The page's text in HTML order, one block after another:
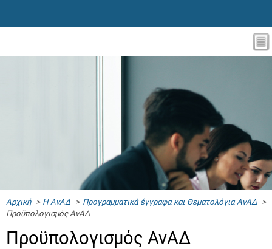
Αρχική> Η ΑνΑΔ > Προγραμματικά έγγραφα και Θεματολόγια ΑνΑΔ>
Προϋπολογισμός ΑνΑΔ
Προϋπολογισμός ΑνΑΔ